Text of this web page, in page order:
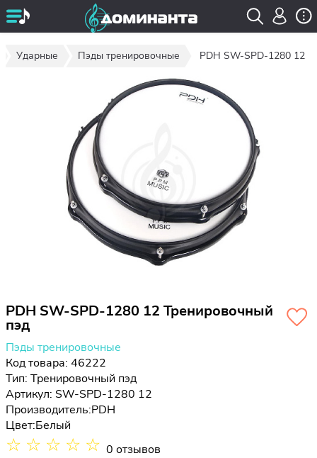
Ударные Пэды тренировочные PDH SW-SPD-1280 12
PDH SW-SPD-1280 12 Тренировочный
пэд
Пэды тренировочные
Код товара: 46222
Тип: Тренировочный пэд
Артикул: SW-SPD-1280 12
Производитель:PDH
Цвет:Белый
☆ ☆ ☆ ☆ ☆ 0 отзывов